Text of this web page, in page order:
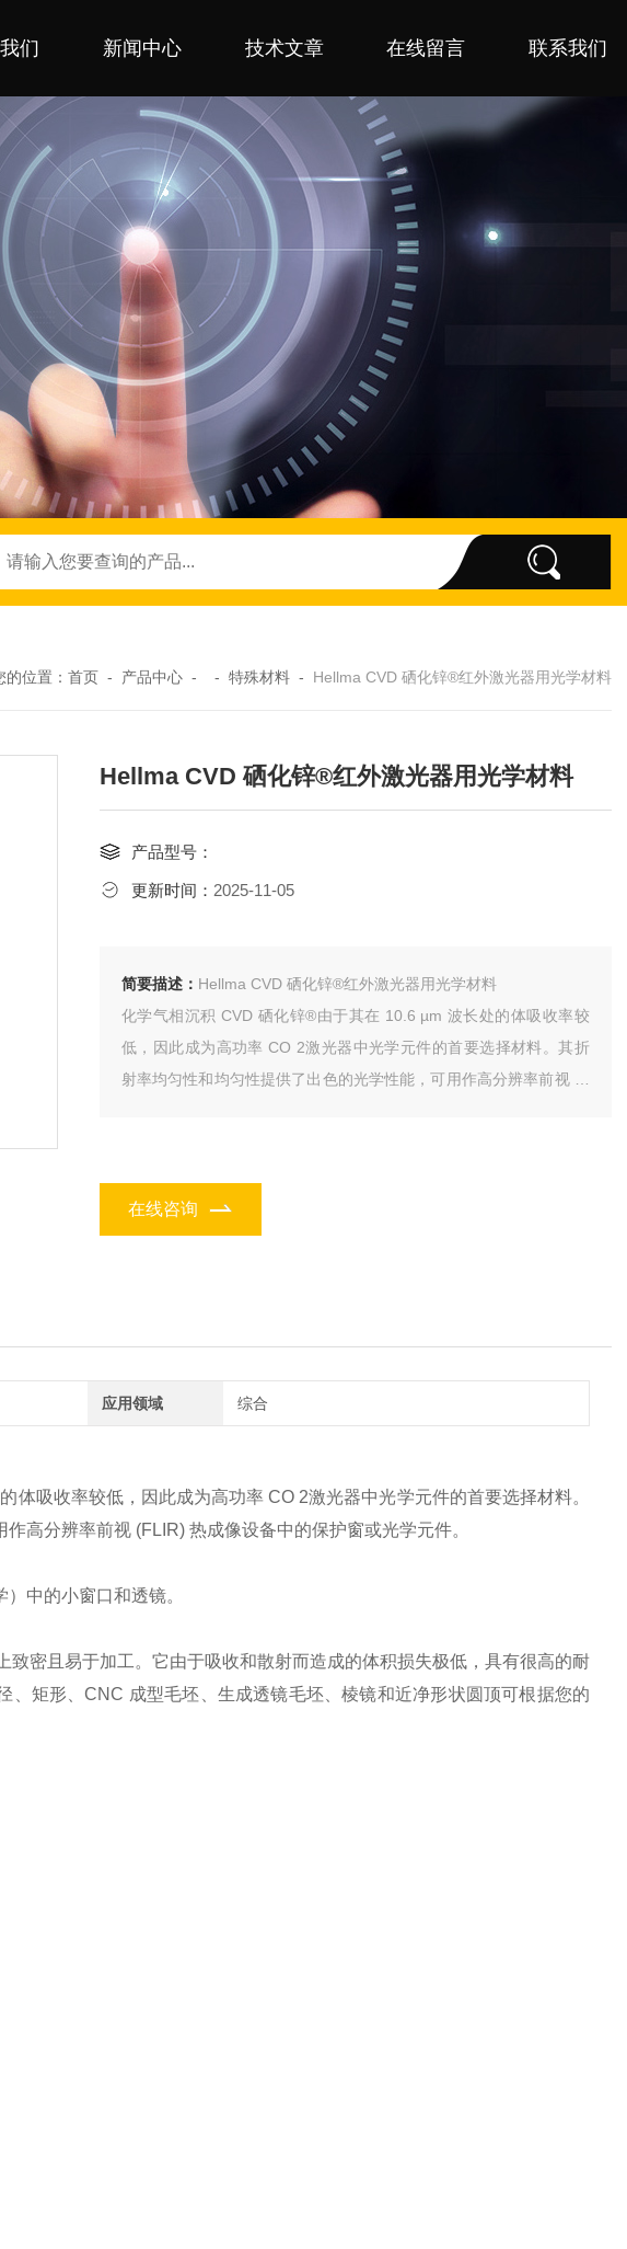
们 新闻中心 技术文章 在线留言 联系我们
的位置： 首页 - 产品中心 - - 特殊材料 - Hellma CVD 硒化锌®红外激光器用光学材料
Hellma CVD 硒化锌®红外激光器用光学材料
产品型号：
更新时间： 2025-11-05
简要描述：
Hellma CVD 硒化锌®红外激光器用光学材料
化学气相沉积 CVD 硒化锌®由于其在 10.6 µm 波长处的体吸收率较
低，因此成为高功率 CO 2激光器中光学元件的首要选择材料。其折
射率均匀性和均匀性提供了出色的光学性能，可用作高分辨率前视 (F
在线咨询
应用领域 综合
吸收率较低，因此成为高功率 CO 2激光器中光学元件的首要选择材料。
高分辨率前视 (FLIR) 热成像设备中的保护窗或光学元件。
中的小窗口和透镜。
密且易于加工。它由于吸收和散射而造成的体积损失极低，具有很高的耐
、矩形、CNC 成型毛坯、生成透镜毛坯、棱镜和近净形状圆顶可根据您的